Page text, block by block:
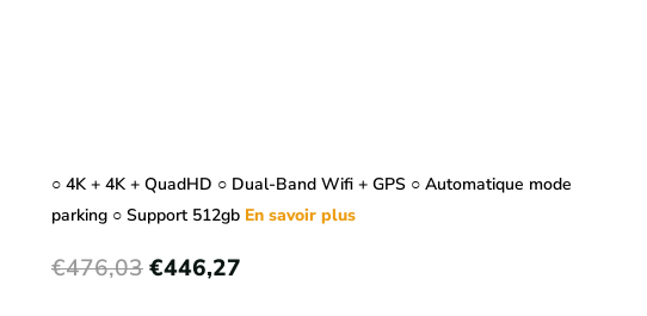
○ 4K + 4K + QuadHD ○ Dual-Band Wifi + GPS ○ Automatique mode
parking ○ Support 512gb En savoir plus
€476,03€446,27